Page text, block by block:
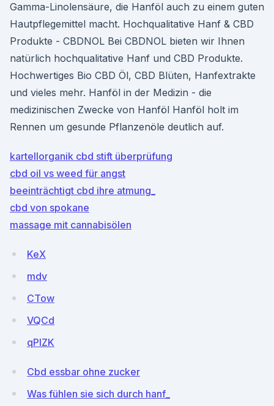
Gamma-Linolensäure, die Hanföl auch zu einem guten
Hautpflegemittel macht. Hochqualitative Hanf & CBD
Produkte - CBDNOL Bei CBDNOL bieten wir Ihnen
natürlich hochqualitative Hanf und CBD Produkte.
Hochwertiges Bio CBD Öl, CBD Blüten, Hanfextrakte
und vieles mehr. Hanföl in der Medizin - die
medizinischen Zwecke von Hanföl Hanföl holt im
Rennen um gesunde Pflanzenöle deutlich auf.
kartellorganik cbd stift überprüfung
cbd oil vs weed für angst
beeinträchtigt cbd ihre atmung_
cbd von spokane
massage mit cannabisölen
KeX
mdv
CTow
VQCd
qPlZK
Cbd essbar ohne zucker
Was fühlen sie sich durch hanf_